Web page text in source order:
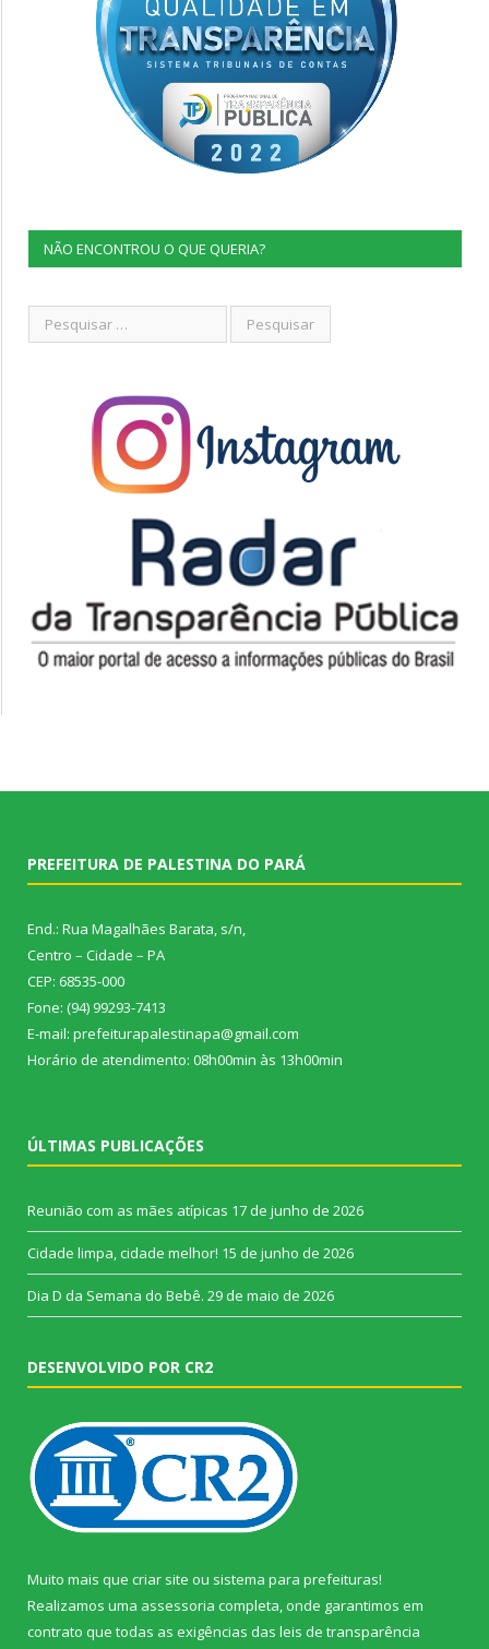
NÃO ENCONTROU O QUE QUERIA?
PREFEITURA DE PALESTINA DO PARÁ
End.: Rua Magalhães Barata, s/n,
Centro – Cidade – PA
CEP: 68535-000
Fone: (94) 99293-7413
E-mail: prefeiturapalestinapa@gmail.com
Horário de atendimento: 08h00min às 13h00min
ÚLTIMAS PUBLICAÇÕES
Reunião com as mães atípicas 17 de junho de 2026
Cidade limpa, cidade melhor! 15 de junho de 2026
Dia D da Semana do Bebê. 29 de maio de 2026
DESENVOLVIDO POR CR2
Muito mais que criar site ou sistema para prefeituras!
Realizamos uma assessoria completa, onde garantimos em
contrato que todas as exigências das leis de transparência